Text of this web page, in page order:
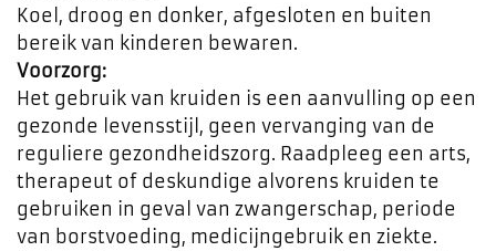
Koel, droog en donker, afgesloten en buiten
bereik van kinderen bewaren.
Voorzorg:
Het gebruik van kruiden is een aanvulling op een
gezonde levensstijl, geen vervanging van de
reguliere gezondheidszorg. Raadpleeg een arts,
therapeut of deskundige alvorens kruiden te
gebruiken in geval van zwangerschap, periode
van borstvoeding, medicijngebruik en ziekte.